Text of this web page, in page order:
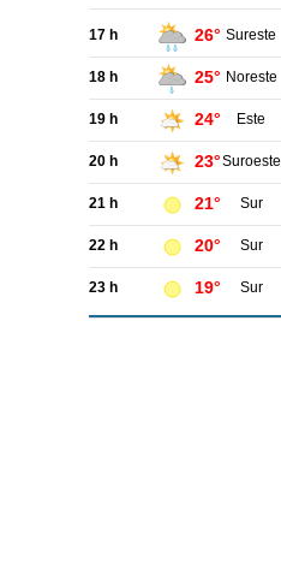
17 h 26° Sureste
18 h 25° Noreste
19 h 24° Este
20 h 23°Suroeste
21 h 21° Sur
22 h 20° Sur
23 h 19° Sur